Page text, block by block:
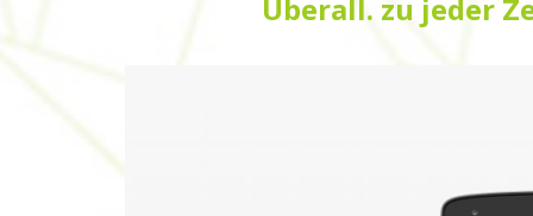
Überall. zu jeder